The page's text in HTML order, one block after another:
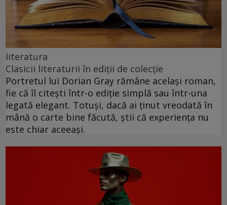
literatura
Clasicii literaturii în ediții de colecție
Portretul lui Dorian Gray rămâne același roman,
fie că îl citești într-o ediție simplă sau într-una
legată elegant. Totuși, dacă ai ținut vreodată în
mână o carte bine făcută, știi că experiența nu
este chiar aceeași.